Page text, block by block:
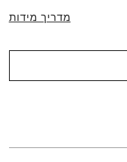
מדריך מידות